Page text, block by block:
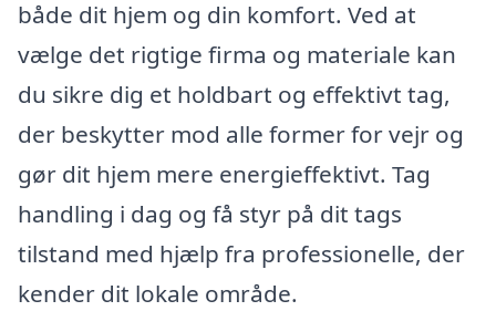
både dit hjem og din komfort. Ved at
vælge det rigtige firma og materiale kan
du sikre dig et holdbart og effektivt tag,
der beskytter mod alle former for vejr og
gør dit hjem mere energieffektivt. Tag
handling i dag og få styr på dit tags
tilstand med hjælp fra professionelle, der
kender dit lokale område.